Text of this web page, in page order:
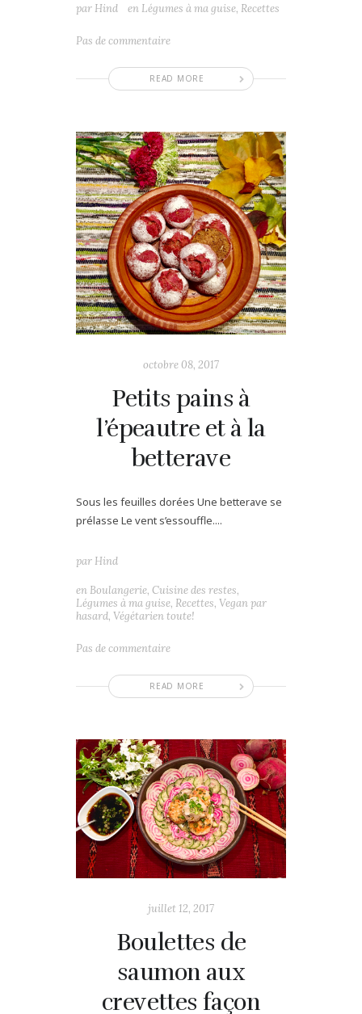
READ MORE
par Hind en Légumes à ma guise, Recettes
Pas de commentaire
octobre 08, 2017
Petits pains à
l’épeautre et à la
betterave
Sous les feuilles dorées Une betterave se
prélasse Le vent s’essouffle....
READ MORE
par Hind
en Boulangerie, Cuisine des restes,
Légumes à ma guise, Recettes, Vegan par
hasard, Végétarien toute!
Pas de commentaire
juillet 12, 2017
Boulettes de
saumon aux
crevettes façon